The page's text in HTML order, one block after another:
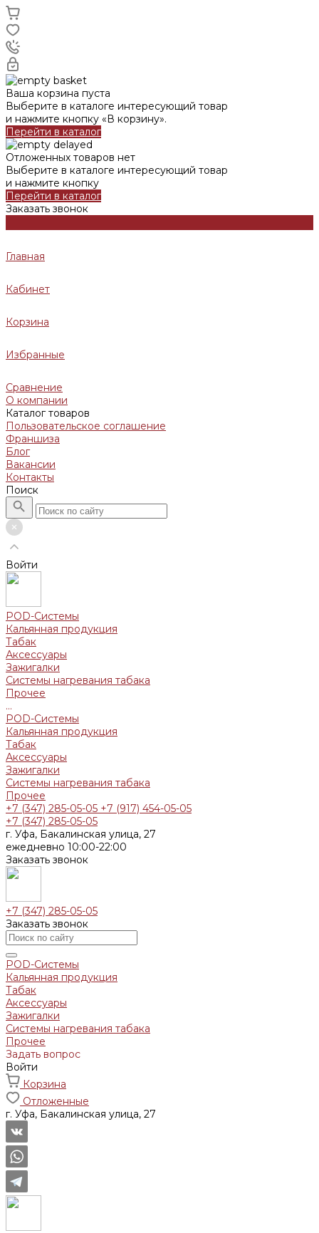
Ваша корзина пуста
Выберите в каталоге интересующий товар
и нажмите кнопку «В корзину».
Перейти в каталог
Отложенных товаров нет
Выберите в каталоге интересующий товар
и нажмите кнопку
Перейти в каталог
Заказать звонок
Главная
Кабинет
Корзина
Избранные
Сравнение
О компании
Каталог товаров
Пользовательское соглашение
Франшиза
Блог
Вакансии
Контакты
Поиск
Войти
POD-Системы
Кальянная продукция
Табак
Аксессуары
Зажигалки
Системы нагревания табака
Прочее
...
POD-Системы
Кальянная продукция
Табак
Аксессуары
Зажигалки
Системы нагревания табака
Прочее
+7 (347) 285-05-05 +7 (917) 454-05-05
+7 (347) 285-05-05
г. Уфа, Бакалинская улица, 27
ежедневно 10:00-22:00
Заказать звонок
+7 (347) 285-05-05
Заказать звонок
POD-Системы
Кальянная продукция
Табак
Аксессуары
Зажигалки
Системы нагревания табака
Прочее
Задать вопрос
Войти
Корзина
Отложенные
г. Уфа, Бакалинская улица, 27